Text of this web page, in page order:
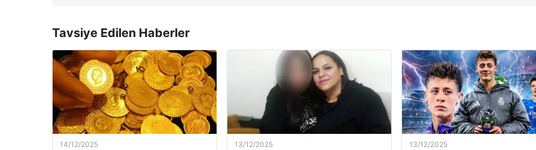
Tavsiye Edilen Haberler
14/12/2025 13/12/2025 13/12/2025